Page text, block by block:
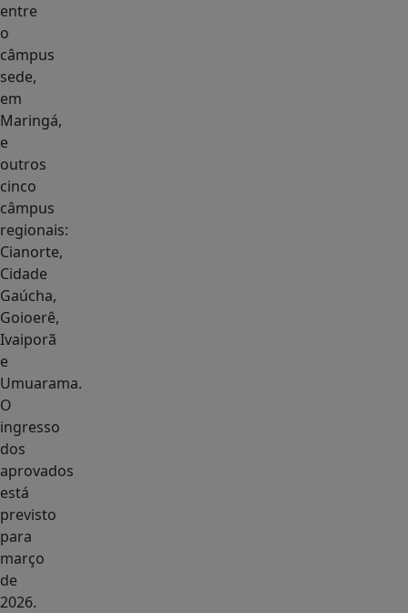
entre
o
câmpus
sede,
em
Maringá,
e
outros
cinco
câmpus
regionais:
Cianorte,
Cidade
Gaúcha,
Goioerê,
Ivaiporã
e
Umuarama.
O
ingresso
dos
aprovados
está
previsto
para
março
de
2026.